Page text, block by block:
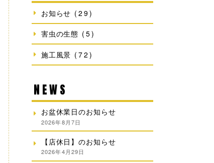
お知らせ (29)
害虫の生態 (5)
施工風景 (72)
NEWS
お盆休業日のお知らせ
2026年8月7日
【店休日】のお知らせ
2026年4月29日